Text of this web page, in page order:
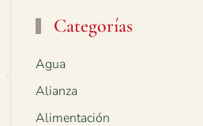
Categorías
Agua
Alianza
Alimentación